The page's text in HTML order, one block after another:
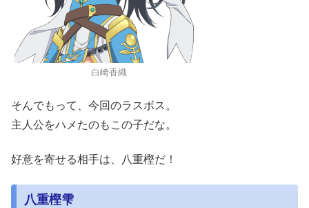
白崎香織
そんでもって、今回のラスボス。
主人公をハメたのもこの子だな。
好意を寄せる相手は、八重樫だ！
八重樫雫